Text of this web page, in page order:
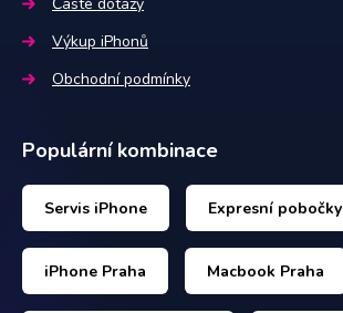
Výkup iPhonů
Obchodní podmínky
Populární kombinace
Servis iPhone Expresní pobočky
iPhone Praha Macbook Praha